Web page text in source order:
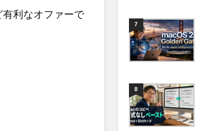
利なオファーで
7
8